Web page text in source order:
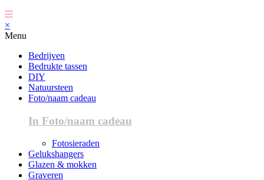
×
Menu
Bedrijven
Bedrukte tassen
DIY
Natuursteen
Foto/naam cadeau
In Foto/naam cadeau
Fotosieraden
Gelukshangers
Glazen & mokken
Graveren